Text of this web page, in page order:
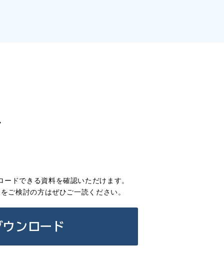
ドできる資料を確認いただけます。
ご検討の方はぜひご一読ください。
ンロード